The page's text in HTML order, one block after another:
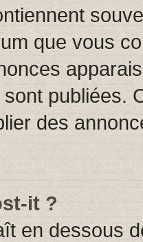
que vous
publiées.
des
it ?
en dessous